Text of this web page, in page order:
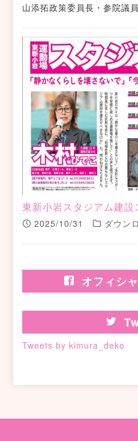
山添拓政策委員長・参院議
東新小岩スタジアム建設
2025/10/31 ダウン
オフィシ
Tweets by kimura_deko